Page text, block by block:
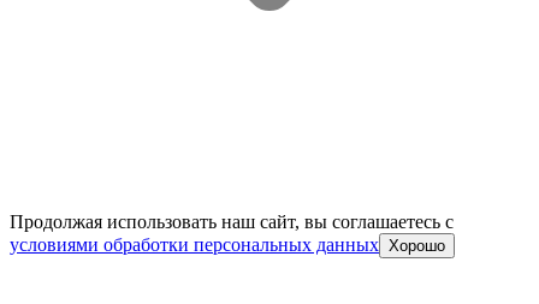
Продолжая использовать наш сайт, вы соглашаетесь c
условиями обработки персональных данных Хорошо